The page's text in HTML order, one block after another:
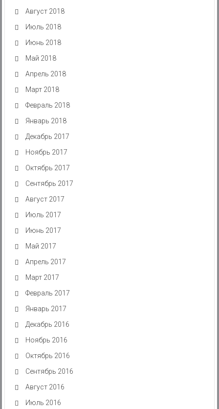
Август 2018
Июль 2018
Июнь 2018
Май 2018
Апрель 2018
Март 2018
Февраль 2018
Январь 2018
Декабрь 2017
Ноябрь 2017
Октябрь 2017
Сентябрь 2017
Август 2017
Июль 2017
Июнь 2017
Май 2017
Апрель 2017
Март 2017
Февраль 2017
Январь 2017
Декабрь 2016
Ноябрь 2016
Октябрь 2016
Сентябрь 2016
Август 2016
Июль 2016